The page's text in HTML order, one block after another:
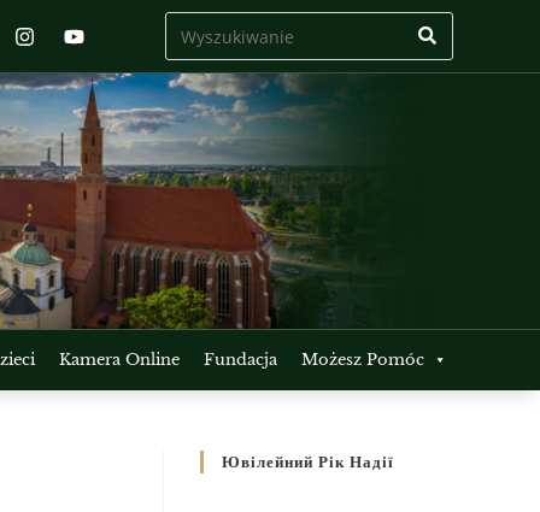
Kamera Online Fundacja Możesz Pomóc
Ювілейний Рік Надії